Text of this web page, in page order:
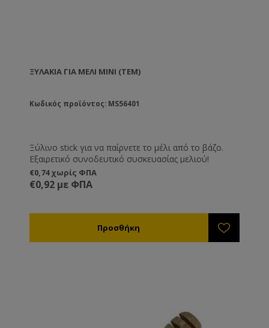
ΞΥΛΆΚΙΑ ΓΙΑ ΜΈΛΙ MINI (ΤΕΜ)
Κωδικός προϊόντος: MS56401
Ξύλινο stick για να παίρνετε το μέλι από το βάζο.
Εξαιρετικό συνοδευτικό συσκευασίας μελιού!
€0,74 χωρίς ΦΠΑ
€0,92 με ΦΠΑ